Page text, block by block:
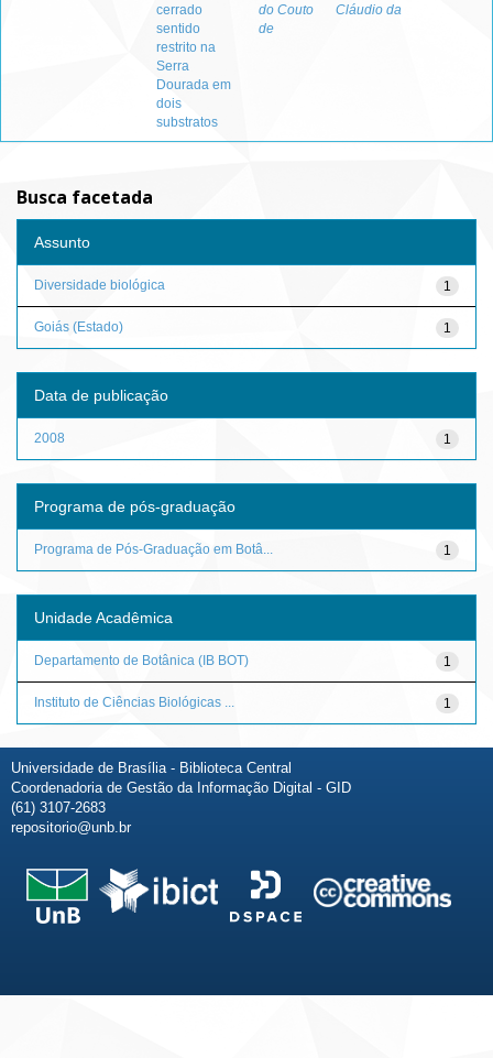
cerrado
sentido
restrito na
Serra
Dourada em
dois
substratos
do Couto
de
Cláudio da
Busca facetada
Assunto
1
Diversidade biológica
1
Goiás (Estado)
Data de publicação
1
2008
Programa de pós-graduação
1
Programa de Pós-Graduação em Botâ...
Unidade Acadêmica
1
Departamento de Botânica (IB BOT)
1
Instituto de Ciências Biológicas ...
Universidade de Brasília - Biblioteca Central
Coordenadoria de Gestão da Informação Digital - GID
(61) 3107-2683
repositorio@unb.br